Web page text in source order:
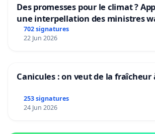
Des promesses pour le climat ?
une interpellation des ministres
climat et de l’environnement.
702 signatures
22 Jun 2026
Canicules : on veut de la fraîcheur
253 signatures
24 Jun 2026